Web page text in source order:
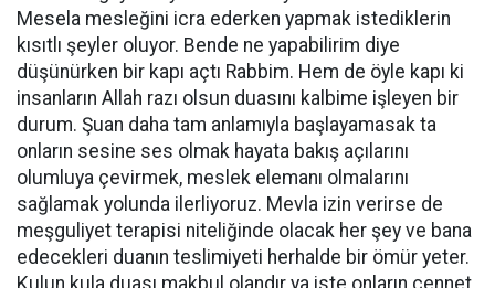
Mesela mesleğini icra ederken yapmak istediklerin
kısıtlı şeyler oluyor. Bende ne yapabilirim diye
düşünürken bir kapı açtı Rabbim. Hem de öyle kapı ki
insanların Allah razı olsun duasını kalbime işleyen bir
durum. Şuan daha tam anlamıyla başlayamasak ta
onların sesine ses olmak hayata bakış açılarını
olumluya çevirmek, meslek elemanı olmalarını
sağlamak yolunda ilerliyoruz. Mevla izin verirse de
meşguliyet terapisi niteliğinde olacak her şey ve bana
edecekleri duanın teslimiyeti herhalde bir ömür yeter.
Kulun kula duası makbul olandır ya iste onların cennet